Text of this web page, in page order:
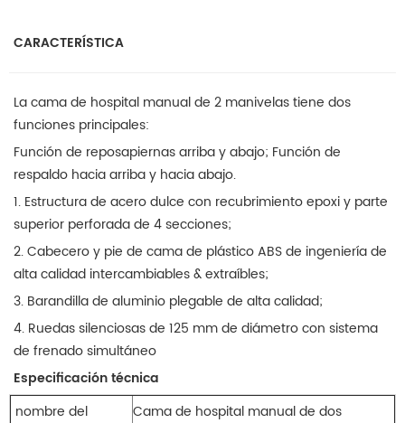
CARACTERÍSTICA
La cama de hospital manual de 2 manivelas tiene dos
funciones principales:
Función de reposapiernas arriba y abajo; Función de
respaldo hacia arriba y hacia abajo.
1. Estructura de acero dulce con recubrimiento epoxi y parte
superior perforada de 4 secciones;
2. Cabecero y pie de cama de plástico ABS de ingeniería de
alta calidad intercambiables & extraíbles;
3. Barandilla de aluminio plegable de alta calidad;
4. Ruedas silenciosas de 125 mm de diámetro con sistema
de frenado simultáneo
Especificación técnica
nombre del
Cama de hospital manual de dos